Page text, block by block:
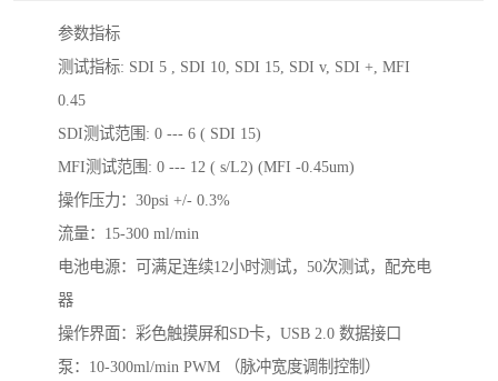
参数指标
测试指标: SDI 5 , SDI 10, SDI 15, SDI v, SDI +, MFI
0.45
SDI测试范围: 0 --- 6 ( SDI 15)
MFI测试范围: 0 --- 12 ( s/L2) (MFI -0.45um)
操作压力：30psi +/- 0.3%
流量：15-300 ml/min
电池电源：可满足连续12小时测试，50次测试，配充电
器
操作界面：彩色触摸屏和SD卡，USB 2.0 数据接口
泵：10-300ml/min PWM （脉冲宽度调制控制）